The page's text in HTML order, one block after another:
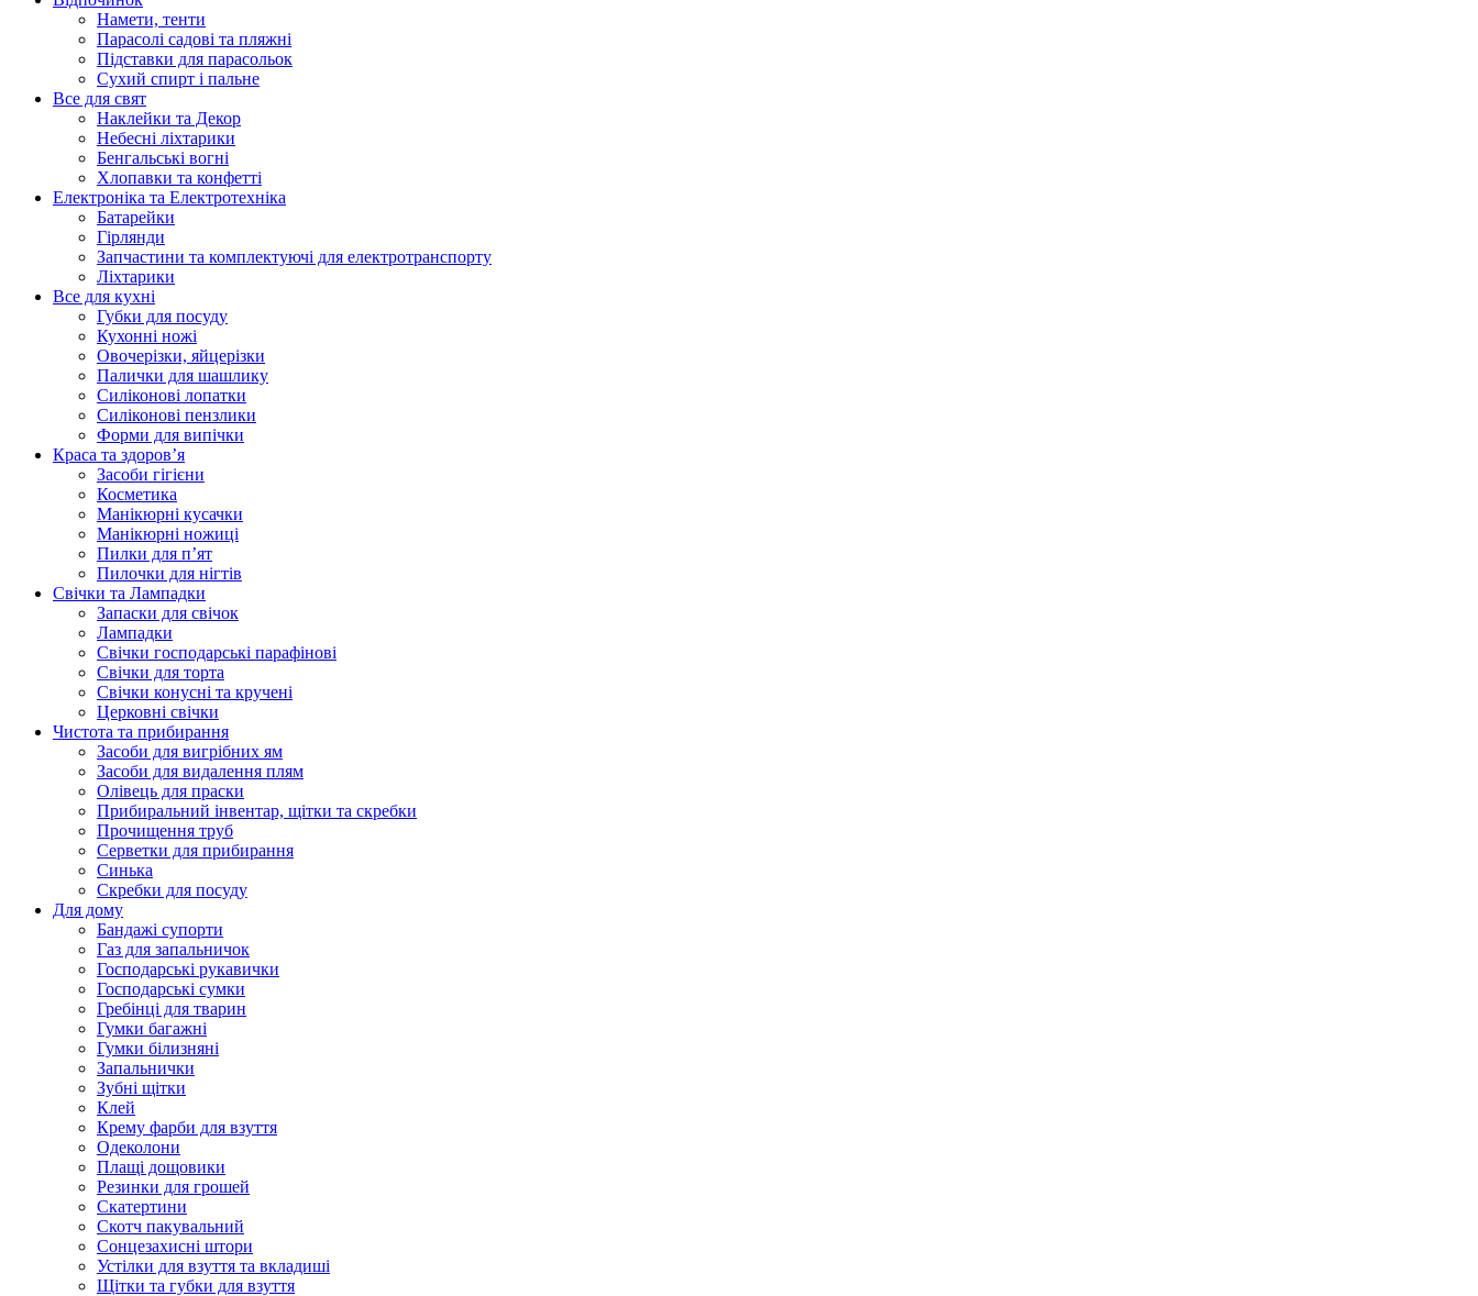
Намети, тенти
Парасолі садові та пляжні
Підставки для парасольок
Сухий спирт і пальне
Все для свят
Наклейки та Декор
Небесні ліхтарики
Бенгальські вогні
Хлопавки та конфетті
Електроніка та Електротехніка
Батарейки
Гірлянди
Запчастини та комплектуючі для електротранспорту
Ліхтарики
Все для кухні
Губки для посуду
Кухонні ножі
Овочерізки, яйцерізки
Палички для шашлику
Силіконові лопатки
Силіконові пензлики
Форми для випічки
Краса та здоров’я
Засоби гігієни
Косметика
Манікюрні кусачки
Манікюрні ножиці
Пилки для п’ят
Пилочки для нігтів
Свічки та Лампадки
Запаски для свічок
Лампадки
Свічки господарські парафінові
Свічки для торта
Свічки конусні та кручені
Церковні свічки
Чистота та прибирання
Засоби для вигрібних ям
Засоби для видалення плям
Олівець для праски
Прибиральний інвентар, щітки та скребки
Прочищення труб
Серветки для прибирання
Синька
Скребки для посуду
Для дому
Бандажі супорти
Газ для запальничок
Господарські рукавички
Господарські сумки
Гребінці для тварин
Гумки багажні
Гумки білизняні
Запальнички
Зубні щітки
Клей
Крему фарби для взуття
Одеколони
Плащі дощовики
Резинки для грошей
Скатертини
Скотч пакувальний
Сонцезахисні штори
Устілки для взуття та вкладиші
Щітки та губки для взуття